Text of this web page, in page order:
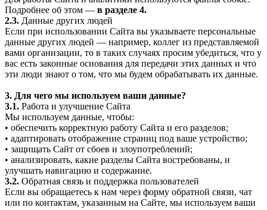
Подробнее об этом — в разделе 4.
2.3. Данные других людей
Если при использовании Сайта вы указываете персональные
данные других людей — например, коллег из представляемой
вами организации, то в таких случаях просим убедиться, что у
вас есть законные основания для передачи этих данных и что
эти люди знают о том, что мы будем обрабатывать их данные.
3. Для чего мы используем ваши данные?
3.1. Работа и улучшение Сайта
Мы используем данные, чтобы:
• обеспечить корректную работу Сайта и его разделов;
• адаптировать отображение страниц под ваше устройство;
• защищать Сайт от сбоев и злоупотреблений;
• анализировать, какие разделы Сайта востребованы, и
улучшать навигацию и содержание.
3.2. Обратная связь и поддержка пользователей
Если вы обращаетесь к нам через форму обратной связи, чат
или по контактам, указанным на Сайте, мы используем ваши